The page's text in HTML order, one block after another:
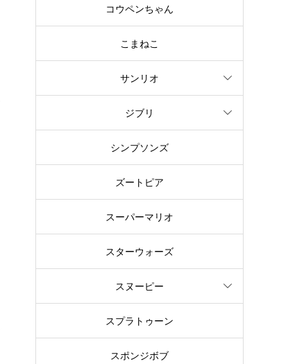
コウペンちゃん
こまねこ
サンリオ
ジブリ
シンプソンズ
ズートピア
スーパーマリオ
スターウォーズ
スヌーピー
スプラトゥーン
スポンジボブ